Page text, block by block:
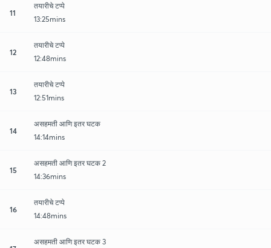
11
तयारीचे टप्पे
13:25mins
12
तयारीचे टप्पे
12:48mins
13
तयारीचे टप्पे
12:51mins
14
असहमती आणि इतर घटक
14:14mins
15
असहमती आणि इतर घटक 2
14:36mins
16
तयारीचे टप्पे
14:48mins
असहमती आणि इतर घटक 3